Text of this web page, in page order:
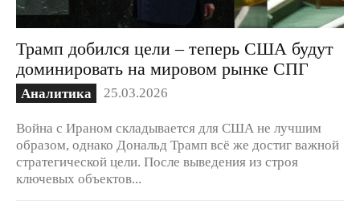
Трамп добился цели – теперь США будут
доминировать на мировом рынке СПГ
Аналитика 25.03.2026
Война с Ираном складывается для США не лучшим
образом, однако Дональд Трамп всё же достиг важной
стратегической цели. После выведения из строя
ключевых объектов...